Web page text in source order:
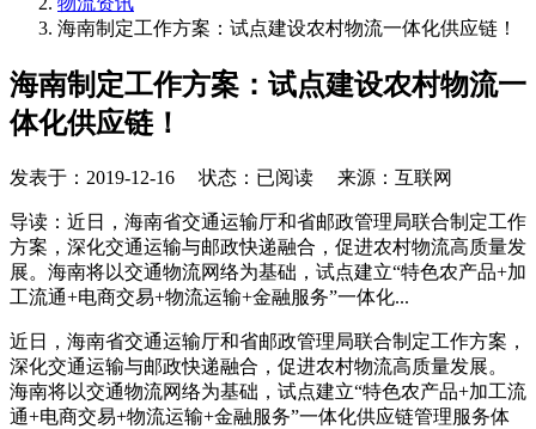
海南制定工作方案：试点建设农村物流一体化供应链！
海南制定工作方案：试点建设农村物流一
体化供应链！
发表于： 2019-12-16 状态：已阅读 来源：互联网
导读：近日，海南省交通运输厅和省邮政管理局联合制定工作
方案，深化交通运输与邮政快递融合，促进农村物流高质量发
展。海南将以交通物流网络为基础，试点建立“特色农产品+加
工流通+电商交易+物流运输+金融服务”一体化...
近日，海南省交通运输厅和省邮政管理局联合制定工作方案，
深化交通运输与邮政快递融合，促进农村物流高质量发展。
海南将以交通物流网络为基础，试点建立“特色农产品+加工流
通+电商交易+物流运输+金融服务”一体化供应链管理服务体